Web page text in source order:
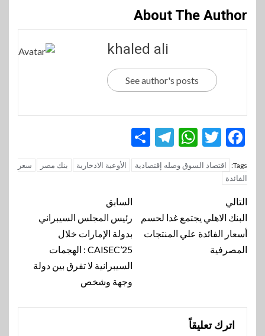
About The Author
khaled ali
See author's posts
Facebook
Twitter
WhatsApp
Telegram
Tags: اقتصاد السوق وصله إقتصادية الأوعية الادخارية بنك مصر
سعر
الفائدة
تنقل
المقالة
السابق
رئيس المجلس السيبراني
بدولة الإمارات خلال
CAISEC’25 : الهجمات
السيبرانية لا تفرق بين دولة
وجهة وشخص
التالي
البنك الاهلي يجتمع غدا لحسم
أسعار الفائدة علي المنتجات
المصرفية
اترك تعليقاً